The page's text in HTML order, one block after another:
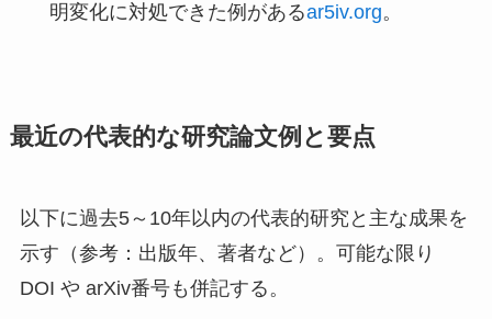
明変化に対処できた例があるar5iv.org。
最近の代表的な研究論文例と要点
以下に過去5～10年以内の代表的研究と主な成果を
示す（参考：出版年、著者など）。可能な限り
DOI や arXiv番号も併記する。